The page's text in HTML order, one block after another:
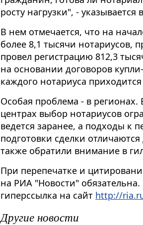
росту нагрузки", - указывается
В нем отмечается, что на
более 8,1 тысячи нотариусов,
провел регистрацию 812,3
на основании договоров
каждого нотариуса
Особая проблема - в
центрах выбор нотариусов
ведется заранее, а подходы к
подготовки сделки
также обратили внимание в
При перепечатке и
на РИА "Новости"
гиперссылка на сайт http://
Другие новости